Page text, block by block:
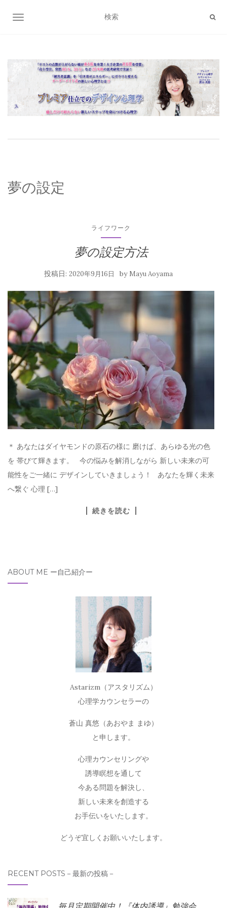
ナビゲーション切り替え
夢の設定
ライフワーク
夢の設定方法
投稿日: 2020年9月16日 by Mayu Aoyama
＊ あなたはダイヤモンドの原石の様に 磨けば、あらゆる光の色
を 帯びて輝きます。 今の悩みを解消しながら 新しい未来の可
能性をご一緒に デザインしていきましょう！ あなたを輝く未来
へ繋ぐ 心理 […]
続きを読む
ABOUT ME ー自己紹介ー
Astarizm（アスタリズム）
心理学カウンセラーの
蒼山 真悠（あおやま まゆ）
と申します。
心理カウンセリングや
誘導瞑想を通して
今ある問題を解決し、
新しい未来を創造する
お手伝いをいたします。
どうぞ宜しくお願いいたします。
RECENT POSTS－最新の投稿－